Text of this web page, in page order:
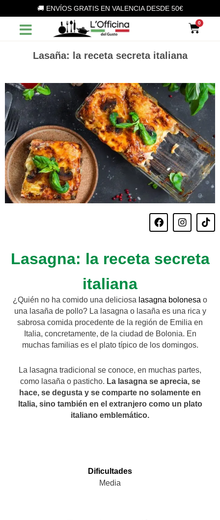
al
contenuto
🚚 ENVÍOS GRATIS EN VALENCIA DESDE 50€
Lasaña: la receta secreta italiana
F
a
b
o
I
n
a
g
T
i
o
k
Lasagna: la receta secreta
italiana
¿Quién no ha comido una deliciosa lasagna bolonesa o
una lasaña de pollo? La lasagna o lasaña es una rica y
sabrosa comida procedente de la región de Emilia en
Italia, concretamente, de la ciudad de Bolonia. En
muchas familias es el plato típico de los domingos.
La lasagna tradicional se conoce, en muchas partes,
como lasaña o pasticho. La lasagna se aprecia, se
hace, se degusta y se comparte no solamente en
Italia, sino también en el extranjero como un plato
italiano emblemático.
Dificultades
Media